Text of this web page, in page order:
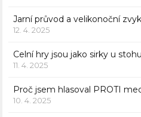
Jarní průvod a velikonoční
12. 4. 2025
Celní hry jsou jako sirky u stohu
11. 4. 2025
Proč jsem hlasoval PROTI
10. 4. 2025